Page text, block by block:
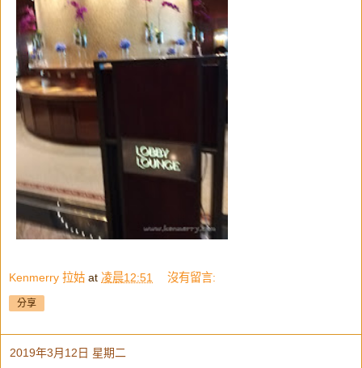
Kenmerry 拉姑 at 凌晨12:51 沒有留言:
分享
2019年3月12日 星期二